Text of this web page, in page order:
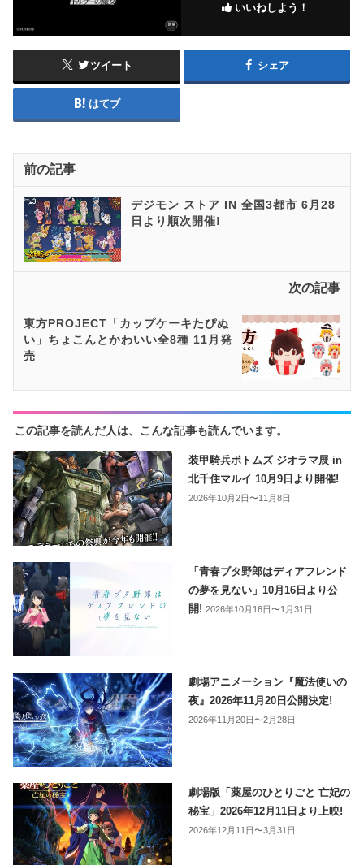
いいねしよう！
ツイート シェア
はてブ
前の記事
デジモン ストア IN 全国3都市 6月28
日より順次開催!
次の記事
東方​PROJECT「カップケーキたぴぬ
い」ちょこんとかわいい全8種 11月発
売
この記事を読んだ人は、こんな記事も読んでいます。
装甲騎兵ボトムズ ジオラマ展 in
北千住マルイ 10月9日より開催!
2026年10月2日〜11月8日
「青春ブタ野郎はディアフレンド
の夢を見ない」10月16日より公
開!2026年10月16日〜1月31日
劇場アニメーション『魔法使いの
夜』2026年11月20日公開決定!
2026年11月20日〜2月28日
劇場版「薬屋のひとりごと 亡妃の
秘宝」2026年12月11日より上映!
2026年12月11日〜3月31日